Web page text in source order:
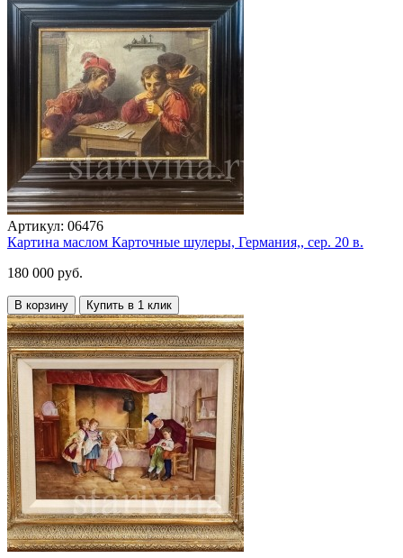
Артикул: 06476
Картина маслом Карточные шулеры, Германия,, сер. 20 в.
180 000 руб.
В корзину Купить в 1 клик